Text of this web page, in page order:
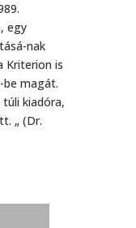
egy
nak
Kriterion is
be magát.
kiadóra,
„ (Dr.